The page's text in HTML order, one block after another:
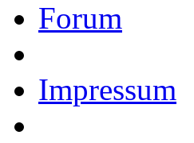
Forum
Impressum